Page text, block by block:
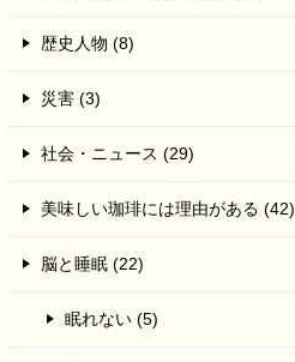
歴史人物 (8)
災害 (3)
社会・ニュース (29)
美味しい珈琲には理由がある (42)
脳と睡眠 (22)
眠れない (5)